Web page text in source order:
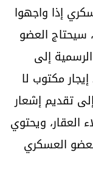
إذا واجهوا
سيحتاج العضو
إلى
مكتوب لا
تقديم إشعار
ويحتوي
العسكري